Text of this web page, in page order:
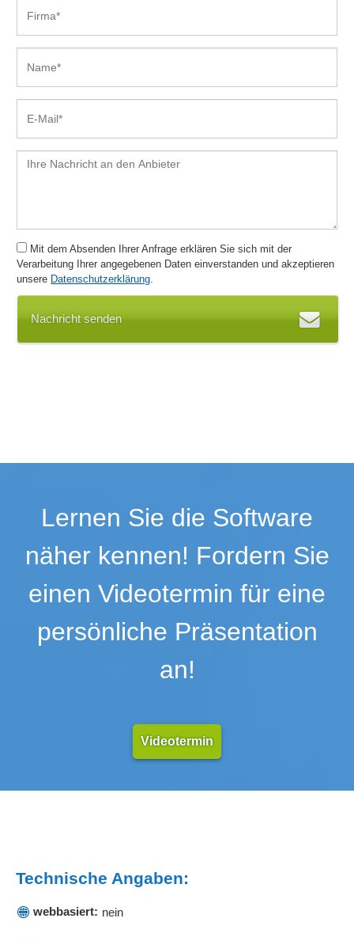
Mit dem Absenden Ihrer Anfrage erklären Sie sich mit der
Verarbeitung Ihrer angegebenen Daten einverstanden und akzeptieren
unsere Datenschutzerklärung.
Nachricht senden
Lernen Sie die Software
näher kennen! Fordern Sie
einen Videotermin für eine
persönliche Präsentation
an!
Videotermin
Technische Angaben:
webbasiert: nein